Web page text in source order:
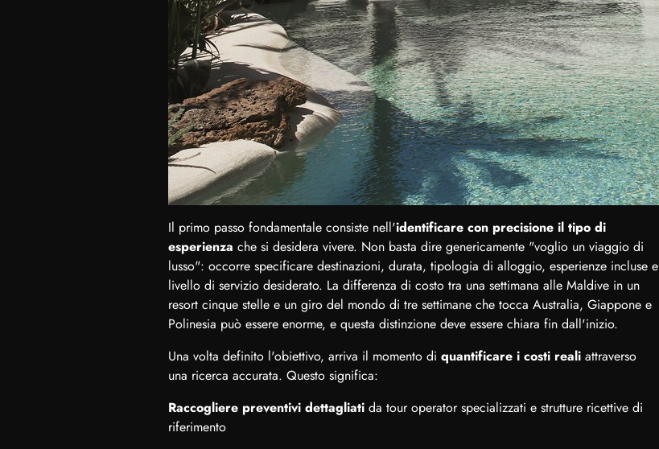
Il primo passo fondamentale consiste nell'identificare con precisione il tipo di
esperienza che si desidera vivere. Non basta dire genericamente "voglio un viaggio di
lusso": occorre specificare destinazioni, durata, tipologia di alloggio, esperienze incluse e
livello di servizio desiderato. La differenza di costo tra una settimana alle Maldive in un
resort cinque stelle e un giro del mondo di tre settimane che tocca Australia, Giappone e
Polinesia può essere enorme, e questa distinzione deve essere chiara fin dall'inizio.
Una volta definito l'obiettivo, arriva il momento di quantificare i costi reali attraverso
una ricerca accurata. Questo significa:
Raccogliere preventivi dettagliati da tour operator specializzati e strutture ricettive di
riferimento